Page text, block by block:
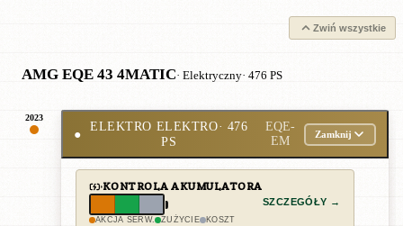
Zwiń wszystkie
AMG EQE 43 4MATIC· Elektryczny· 476 PS
2023
●
ELEKTRO ELEKTRO· 476
PS
EQE-
EM
Zamknij
KONTROLA AKUMULATORA
AKCJA SERW. ZUŻYCIE KOSZT
SZCZEGÓŁY →